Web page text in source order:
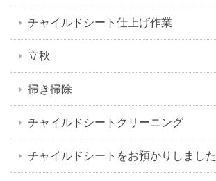
チャイルドシート仕上げ作業
立秋
掃き掃除
チャイルドシートクリーニング
チャイルドシートをお預かりしました